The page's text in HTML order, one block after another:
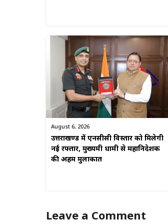
August 6, 2026
उत्तराखण्ड में एनसीसी विस्तार को मिलेगी
नई रफ्तार, मुख्यमंत्री धामी से महानिदेशक
की अहम मुलाकात
Leave a Comment